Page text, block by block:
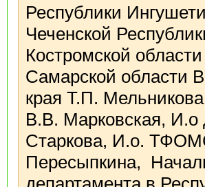
Республики
Чеченской
Костромской
Самарской области
края Т.П.
В.В. Марковская,
Старкова, И.о.
Пересыпкина,